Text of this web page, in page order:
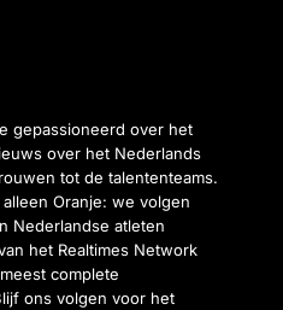
gepassioneerd over het
over het Nederlands
tot de talententeams.
Oranje: we volgen
Nederlandse atleten
het Realtimes Network
complete
ons volgen voor het